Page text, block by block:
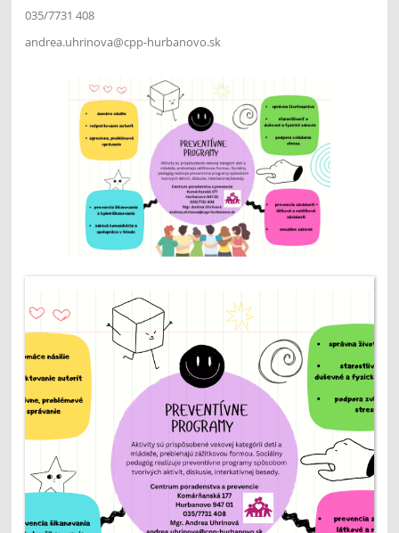
035/7731 408
andrea.uhrinova@cpp-hurbanovo.sk